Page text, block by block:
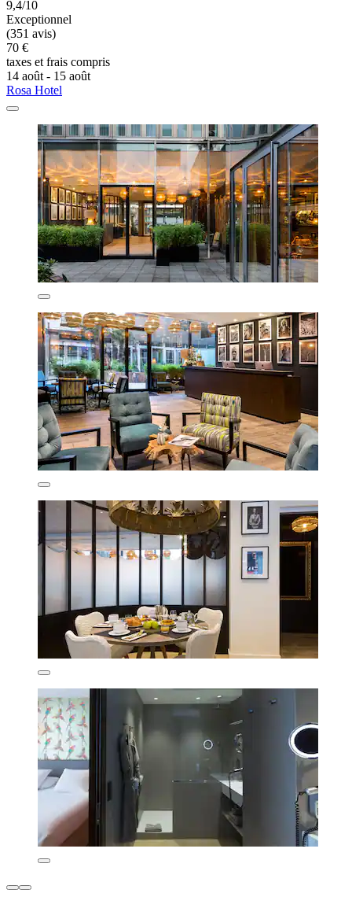
9,4/10
Exceptionnel
(351 avis)
70 €
taxes et frais compris
14 août - 15 août
Rosa Hotel